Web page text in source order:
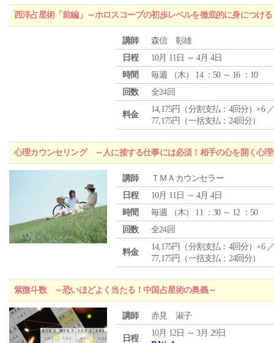
西洋占星術「前編」～ホロスコープの初歩レベルを徹底的に身につける
講師
森信 彰雄
日程
10月 11日 ～ 4月 4日
時間
毎週 （木） 14 ：50 ～ 16 ：10
回数
全24回
料金
14,175円（分割支払：4回分）×6
77,175円（一括支払：24回分）
心理カウンセリング ～人に接する仕事には必須！相手の心を開く心理
講師
ＴＭＡカウンセラー
日程
10月 11日 ～ 4月 4日
時間
毎週 （木） 11 ：30 ～ 12 ：50
回数
全24回
料金
14,175円（分割支払：4回分）×6
77,175円（一括支払：24回分）
紫微斗数 ～恐いほどよく当たる！中国占星術の奥義～
講師 赤見 淑子
日程
10月 12日 ～ 3月 29日